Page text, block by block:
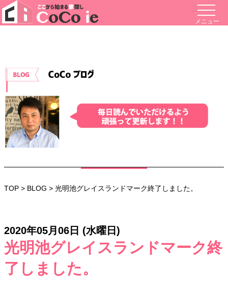
メニュー
TOP > BLOG > 光明池グレイスランドマーク終了しました。
2020年05月06日 (水曜日)
光明池グレイスランドマーク終
了しました。